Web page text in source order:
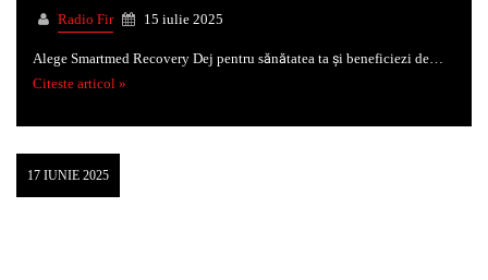
Radio Fir 15 iulie 2025
Alege Smartmed Recovery Dej pentru sănătatea ta și beneficiezi de…
Citeste articol »
17 IUNIE 2025